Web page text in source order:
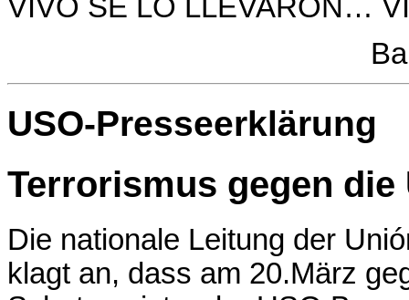
VIVO SE LO LLEVARON…
USO-Presseerklärung
Terrorismus gegen die
Die nationale Leitung der
klagt an, dass am 20.März